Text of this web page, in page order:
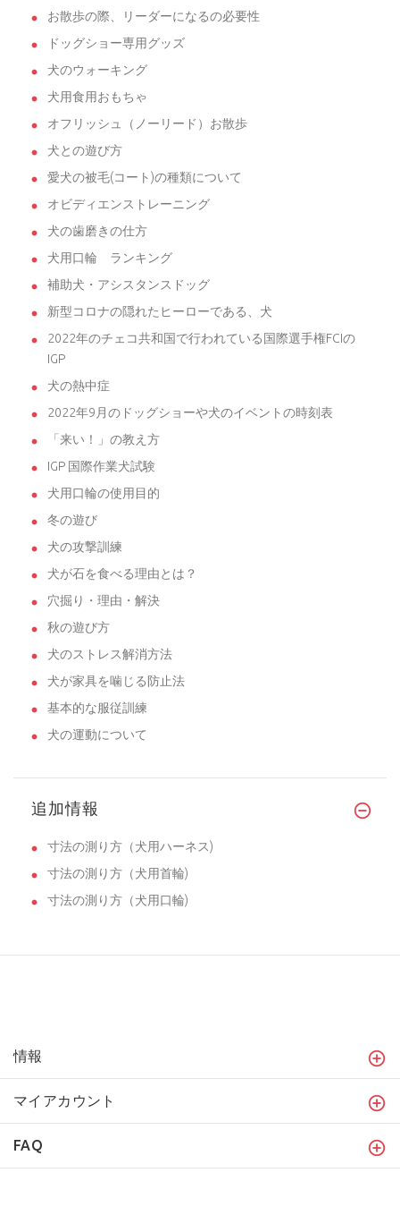
お散歩の際、リーダーになるの必要性
ドッグショー専用グッズ
犬のウォーキング
犬用食用おもちゃ
オフリッシュ（ノーリード）お散歩
犬との遊び方
愛犬の被毛(コート)の種類について
オビディエンストレーニング
犬の歯磨きの仕方
犬用口輪 ランキング
補助犬・アシスタンスドッグ
新型コロナの隠れたヒーローである、犬
2022年のチェコ共和国で行われている国際選手権FCIの
IGP
犬の熱中症
2022年9月のドッグショーや犬のイベントの時刻表
「来い！」の教え方
IGP 国際作業犬試験
犬用口輪の使用目的
冬の遊び
犬の攻撃訓練
犬が石を食べる理由とは？
穴掘り・理由・解決
秋の遊び方
犬のストレス解消方法
犬が家具を噛じる防止法
基本的な服従訓練
犬の運動について
追加情報
寸法の測り方（犬用ハーネス)
寸法の測り方（犬用首輪)
寸法の測り方（犬用口輪)
情報
マイアカウント
FAQ